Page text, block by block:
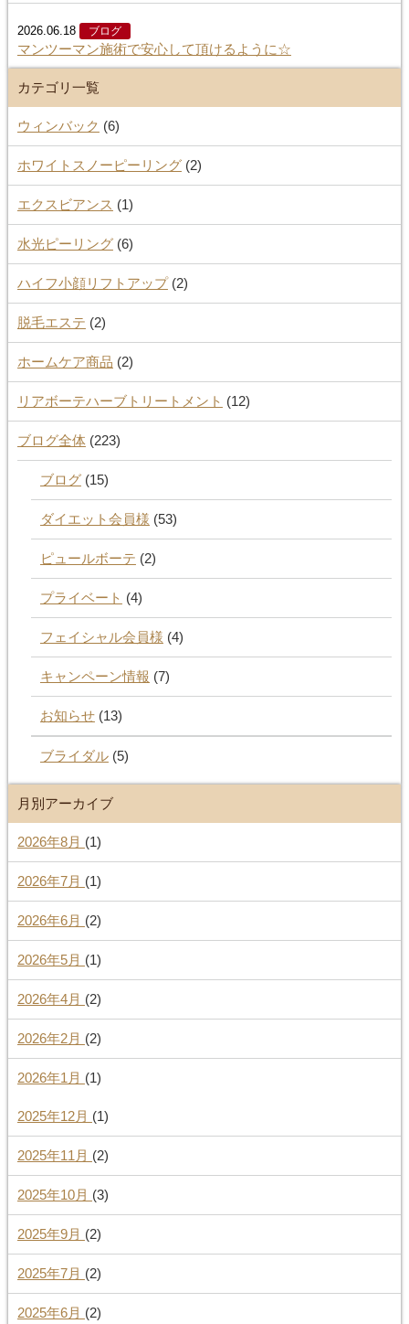
2026.06.18 ブログ
マンツーマン施術で安心して頂けるように☆
カテゴリ一覧
ウィンバック (6)
ホワイトスノーピーリング(2)
エクスビアンス (1)
水光ピーリング(6)
ハイフ小顔リフトアップ(2)
脱毛エステ (2)
ホームケア商品 (2)
リアボーテハーブトリートメント (12)
ブログ全体(223)
ブログ(15)
ダイエット会員様 (53)
ピュールボーテ (2)
プライベート (4)
フェイシャル会員様 (4)
キャンペーン情報 (7)
お知らせ(13)
ブライダル(5)
月別アーカイブ
2026年8月 (1)
2026年7月 (1)
2026年6月 (2)
2026年5月 (1)
2026年4月 (2)
2026年2月 (2)
2026年1月 (1)
2025年12月 (1)
2025年11月 (2)
2025年10月 (3)
2025年9月 (2)
2025年7月 (2)
2025年6月 (2)